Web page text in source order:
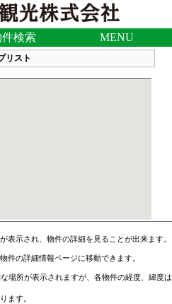
検索 MENU
リスト
表示され、物件の詳細を見ることが出来ます。
件の詳細情報ページに移動できます。
場所が表示されますが、各物件の経度、緯度
ます。